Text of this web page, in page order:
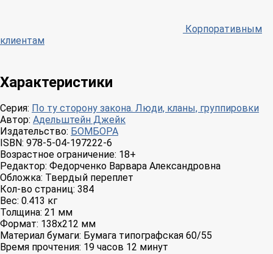
Корпоративным
клиентам
Характеристики
Серия: По ту сторону закона. Люди, кланы, группировки
Автор: Адельштейн Джейк
Издательство: БОМБОРА
ISBN: 978-5-04-197222-6
Возрастное ограничение: 18+
Редактор: Федорченко Варвара Александровна
Обложка: Твердый переплет
Кол-во страниц: 384
Вес: 0.413 кг
Толщина: 21 мм
Формат: 138x212 мм
Материал бумаги: Бумага типографская 60/55
Время прочтения: 19 часов 12 минут